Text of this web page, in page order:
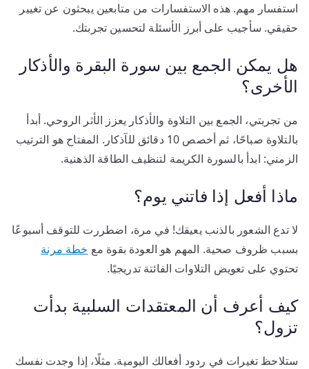
استفسار مهم. هذه الاستفسارات من متابعين يبحثون عن تغيير
حقيقي. سأجيب على أبرز الأسئلة لتحسين تجربتك.
هل يمكن الجمع بين سورة البقرة والأذكار
الأخرى؟
من تجربتي، الجمع بين التلاوة والأذكار يعزز الأثر الروحي. أبدأ
بالتلاوة صباحًا، ثم أخصص 10 دقائق للآذكار. المفتاح هو الترتيب
الزمني: ابدأ بالسورة الكريمة لتنظيف الطاقة الذهنية.
ماذا أفعل إذا فاتني يوم؟
لا تدع الشعور بالذنب يعيقك! في مرة، اضطررت للتوقف أسبوعًا
بسبب ظروف صحية. المهم هو العودة بقوة مع خطة مرنة
تحتوي على تعويض التلاوات الفائتة تدريجيًا.
كيف أعرف أن المعتقدات السلبية بدأت
تزول؟
ستلاحظ تغيرات في ردود أفعالك اليومية. مثلًا، إذا وجدت نفسك